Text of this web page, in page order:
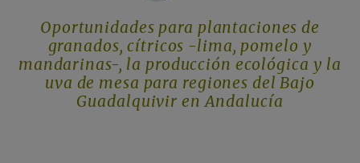
Oportunidades para plantaciones de
granados, cítricos -lima, pomelo y
mandarinas-, la producción ecológica y la
uva de mesa para regiones del Bajo
Guadalquivir en Andalucía